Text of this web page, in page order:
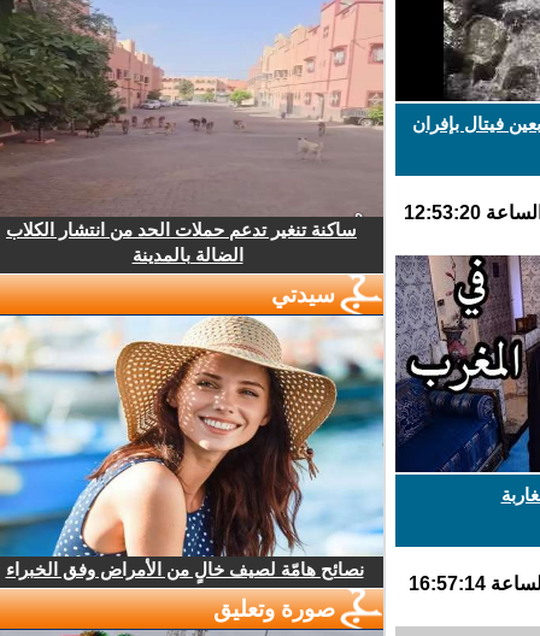
فيتال بإفران
ساكنة تنغير تدعم حملات الحد من انتشار الكلاب
الضالة بالمدينة
سيدتي
نصائح هامّة لصيف خالٍ من الأمراض وفق الخبراء
صورة وتعليق